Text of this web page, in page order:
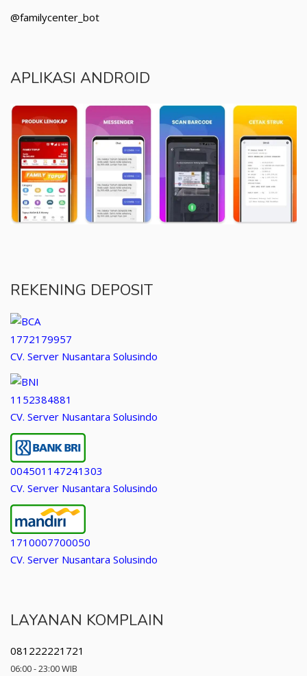
@familycenter_bot
APLIKASI ANDROID
REKENING DEPOSIT
1772179957
CV. Server Nusantara Solusindo
1152384881
CV. Server Nusantara Solusindo
004501147241303
CV. Server Nusantara Solusindo
1710007700050
CV. Server Nusantara Solusindo
LAYANAN KOMPLAIN
081222221721
06:00 - 23:00 WIB